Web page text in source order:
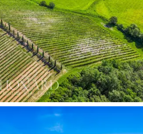
bulunmaktadır:hazır mutfak,
yatak odası içeren bağımsız bir
mahzeni,üzümün işlenmesi,
yönelik odaların
Betonarme olarak inşa edilmiş
üretimi için gerekli tüm
fıçılarla ve sıcaklık kontrol
281 m2 alana sahip tesiste
banyolu idari ofis bulunmaktadır.